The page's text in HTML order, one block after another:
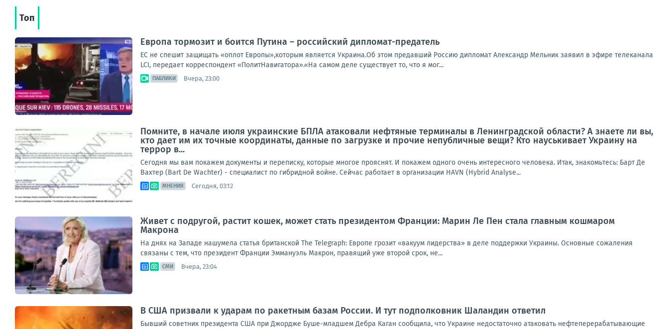
Топ
Европа тормозит и боится Путина – российский дипломат-предатель
ЕС не спешит защищать «оплот Европы»,которым является Украина.Об этом предавший Россию дипломат Александр Мельник заявил в эфире телеканала
LCI, передает корреспондент «ПолитНавигатора».«На самом деле существует то, что я мог...
ПАБЛИКИ Вчера, 23:00
Помните, в начале июля украинские БПЛА атаковали нефтяные терминалы в Ленинградской области? А знаете ли вы,
кто дает им их точные координаты, данные по загрузке и прочие непубличные вещи? Кто науськивает Украину на
террор в...
Сегодня мы вам покажем документы и переписку, которые многое прояснят. И покажем одного очень интересного человека. Итак, знакомьтесь: Барт Де
Вахтер (Bart De Wachter) - специалист по гибридной войне. Сейчас работает в организации HAVN (Hybrid Analyse...
МНЕНИЯ Сегодня, 03:12
Живет с подругой, растит кошек, может стать президентом Франции: Марин Ле Пен стала главным кошмаром
Макрона
На днях на Западе нашумела статья британской The Telegraph: Европе грозит «вакуум лидерства» в деле поддержки Украины. Основные сожаления
связаны с тем, что президент Франции Эммануэль Макрон, правящий уже второй срок, не...
СМИ Вчера, 23:04
В США призвали к ударам по ракетным базам России. И тут подполковник Шаландин ответил
Бывший советник президента США при Джордже Буше-младшем Дебра Каган сообщила, что Украине недостаточно атаковать нефтеперерабатывающие